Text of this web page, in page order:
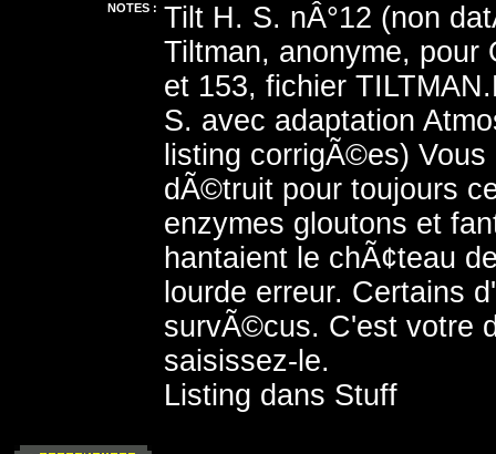
NOTES : Tilt H. S. nÂ°12 (non
Tiltman, anonyme, pour
et 153, fichier
S. avec adaptation
listing corrigÃ©es)
dÃ©truit pour toujours
enzymes gloutons et
hantaient le chÃ¢teau
lourde erreur. Certains
survÃ©cus. C'est votre
saisissez-le.
Listing dans Stuff